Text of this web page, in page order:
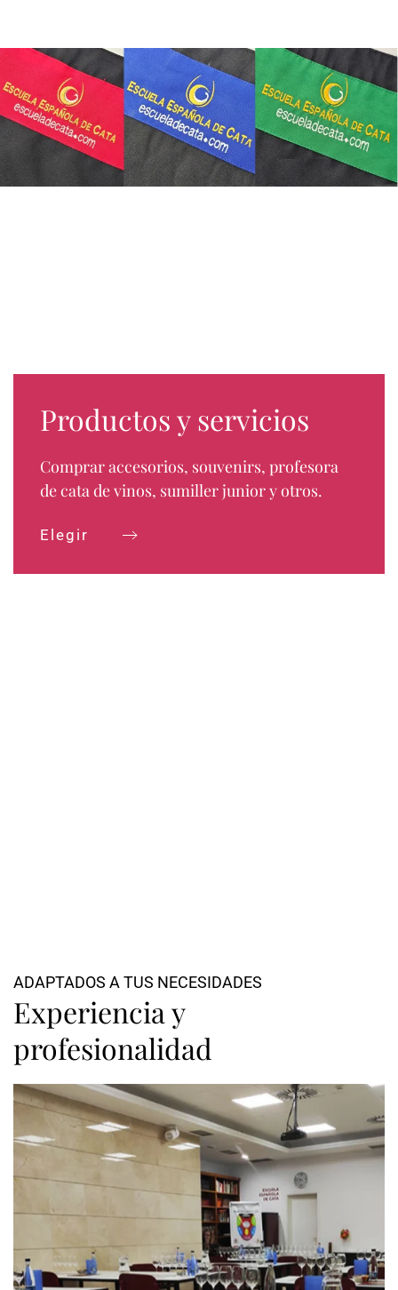
Productos y servicios
Comprar accesorios, souvenirs, profesora
de cata de vinos, sumiller junior y otros.
Elegir
ADAPTADOS A TUS NECESIDADES
Experiencia y
profesionalidad